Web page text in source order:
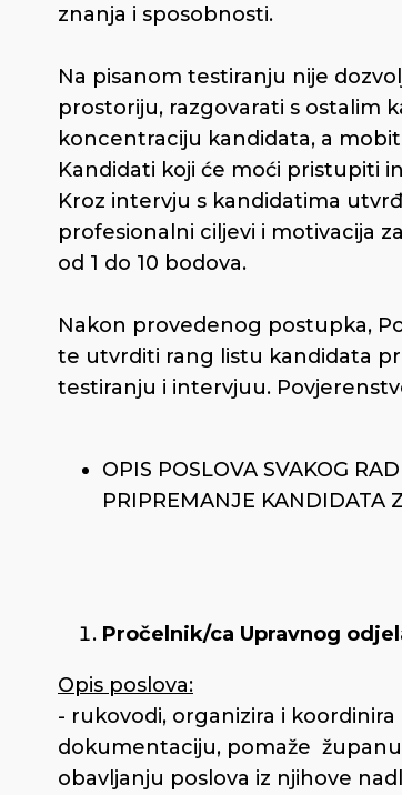
znanja i sposobnosti.
Na pisanom testiranju nije
prostoriju, razgovarati s ostalim
koncentraciju kandidata, a
Kandidati koji će moći pristupiti
Kroz intervju s kandidatima
profesionalni ciljevi i motivacija
od 1 do 10 bodova.
Nakon provedenog postupka,
te utvrditi rang listu kandidata
testiranju i intervjuu.
OPIS POSLOVA SVAKOG
PRIPREMANJE KANDIDATA
Pročelnik/ca Upravnog
Opis poslova:
- rukovodi, organizira i
dokumentaciju, pomaže
obavljanju poslova iz njihove